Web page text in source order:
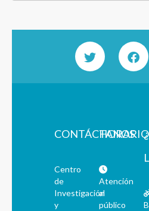
CONTÁCTANOS
Centro
de
Investigación
y
Atención
al
público